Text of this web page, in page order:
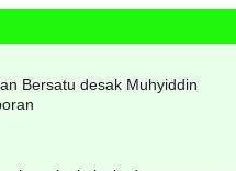
Bersatu desak Muhyiddin